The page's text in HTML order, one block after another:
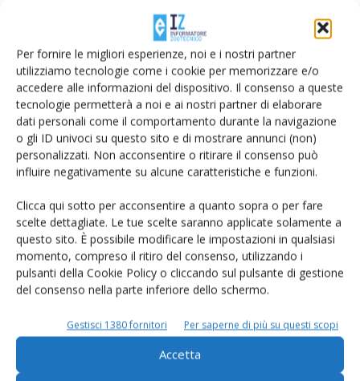
Per fornire le migliori esperienze, noi e i nostri partner
utilizziamo tecnologie come i cookie per memorizzare e/o
accedere alle informazioni del dispositivo. Il consenso a queste
tecnologie permetterà a noi e ai nostri partner di elaborare
dati personali come il comportamento durante la navigazione
o gli ID univoci su questo sito e di mostrare annunci (non)
personalizzati. Non acconsentire o ritirare il consenso può
influire negativamente su alcune caratteristiche e funzioni.
Clicca qui sotto per acconsentire a quanto sopra o per fare
scelte dettagliate. Le tue scelte saranno applicate solamente a
questo sito. È possibile modificare le impostazioni in qualsiasi
momento, compreso il ritiro del consenso, utilizzando i
pulsanti della Cookie Policy o cliccando sul pulsante di gestione
del consenso nella parte inferiore dello schermo.
Gestisci 1380 fornitori Per saperne di più su questi scopi
Accetta
Latte, indicizzazione del prezzo e
ripartizione dei 25 milioni Ue
DiGiorgio Setti 1 Febbraio 2016